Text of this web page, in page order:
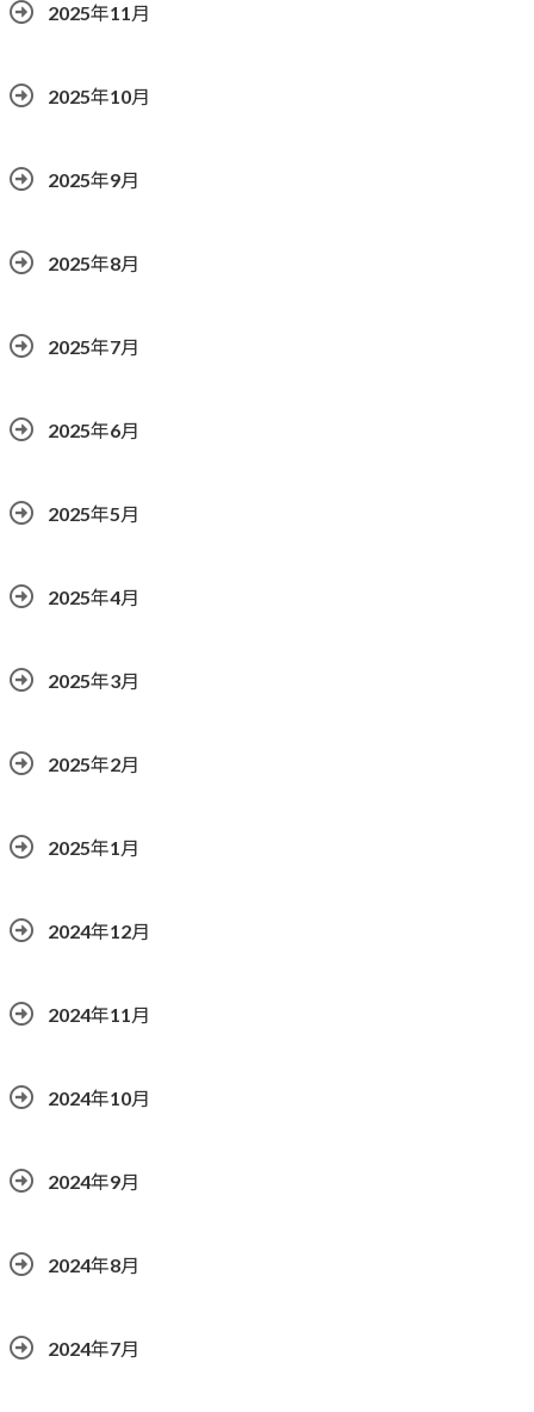
2025年11月
2025年10月
2025年9月
2025年8月
2025年7月
2025年6月
2025年5月
2025年4月
2025年3月
2025年2月
2025年1月
2024年12月
2024年11月
2024年10月
2024年9月
2024年8月
2024年7月